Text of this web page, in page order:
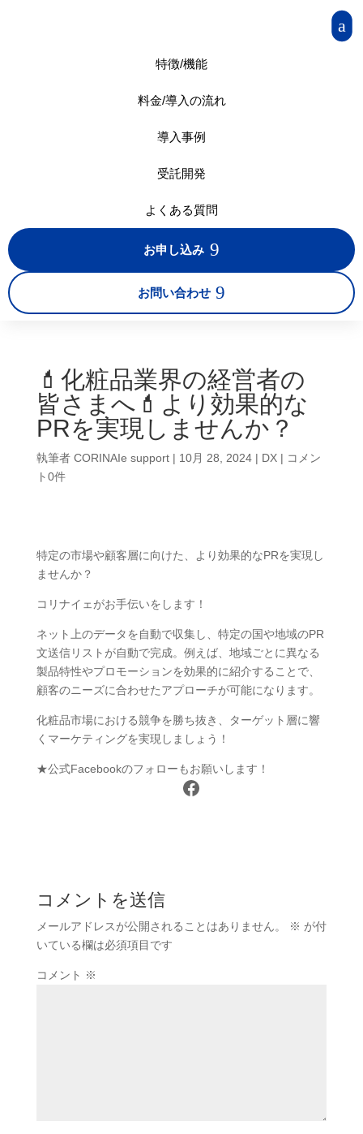
a
特徴/機能
料金/導入の流れ
導入事例
受託開発
よくある質問
9
お申し込み
9
お問い合わせ
💄化粧品業界の経営者の
皆さまへ💄より効果的な
PRを実現しませんか？
執筆者 CORINAIe support| 10月 28, 2024| DX| コメン
ト0件
特定の市場や顧客層に向けた、より効果的なPRを実現し
ませんか？
コリナイェがお手伝いをします！
ネット上のデータを自動で収集し、特定の国や地域のPR
文送信リストが自動で完成。例えば、地域ごとに異なる
製品特性やプロモーションを効果的に紹介することで、
顧客のニーズに合わせたアプローチが可能になります。
化粧品市場における競争を勝ち抜き、ターゲット層に響
くマーケティングを実現しましょう！
★公式Facebookのフォローもお願いします！
Facebook
コメントを送信
メールアドレスが公開されることはありません。 ※ が付
いている欄は必須項目です
コメント ※